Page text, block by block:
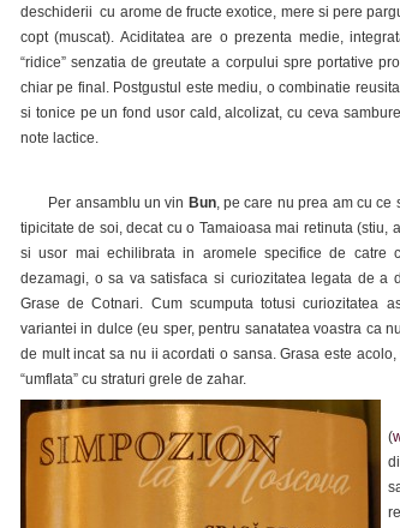
deschiderii cu arome de fructe exotice, mere si pere
copt (muscat). Aciditatea are o prezenta medie,
“ridice” senzatia de greutate a corpului spre portative
chiar pe final. Postgustul este mediu, o combinatie
si tonice pe un fond usor cald, alcolizat, cu ceva
note lactice.
Per ansamblu un vin Bun, pe care nu prea am cu ce
tipicitate de soi, decat cu o Tamaioasa mai retinuta (stiu,
si usor mai echilibrata in aromele specifice de catre
dezamagi, o sa va satisfaca si curiozitatea legata de a
Grase de Cotnari. Cum scumputa totusi curiozitatea
variantei in dulce (eu sper, pentru sanatatea voastra ca
de mult incat sa nu ii acordati o sansa. Grasa este
“umflata” cu straturi grele de zahar.
(